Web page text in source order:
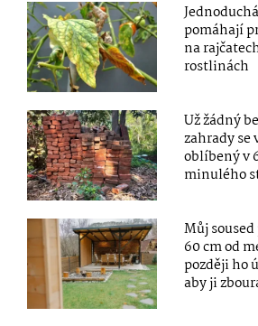
pomáhají
na
rostlinách
Už žádný
zahrady
oblíbený v
minulého
Můj
60 cm od
později ho
aby ji